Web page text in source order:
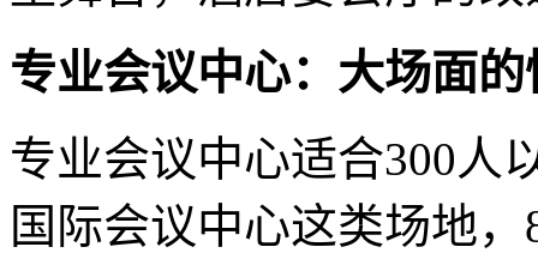
专业会议中心：大场面
专业会议中心适合300人
国际会议中心这类场地